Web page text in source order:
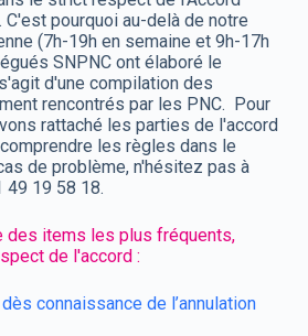
pourquoi au-delà de notre
(7h-19h en semaine et 9h-17h
SNPNC ont élaboré le
d'une compilation des
rencontrés par les PNC. Pour
rattaché les parties de l'accord
les règles dans le
de problème, n'hésitez pas à
49 19 58 18.
des items les plus fréquents,
de l'accord :
dès connaissance de l’annulation